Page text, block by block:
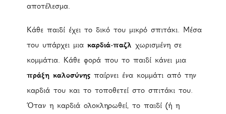
αποτέλεσμα.
Κάθε παιδί έχει το δικό του μικρό σπιτάκι. Μέσα
του υπάρχει μια καρδιά-παζλ χωρισμένη σε
κομμάτια. Κάθε φορά που το παιδί κάνει μια
πράξη καλοσύνηςπαίρνει ένα κομμάτι από την
καρδιά του και το τοποθετεί στο σπιτάκι του.
Όταν η καρδιά ολοκληρωθεί, το παιδί (ή η